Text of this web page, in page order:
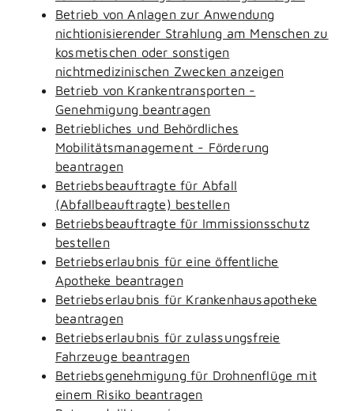
Betrieb von Anlagen zur Anwendung
nichtionisierender Strahlung am Menschen zu
kosmetischen oder sonstigen
nichtmedizinischen Zwecken anzeigen
Betrieb von Krankentransporten -
Genehmigung beantragen
Betriebliches und Behördliches
Mobilitätsmanagement - Förderung
beantragen
Betriebsbeauftragte für Abfall
(Abfallbeauftragte) bestellen
Betriebsbeauftragte für Immissionsschutz
bestellen
Betriebserlaubnis für eine öffentliche
Apotheke beantragen
Betriebserlaubnis für Krankenhausapotheke
beantragen
Betriebserlaubnis für zulassungsfreie
Fahrzeuge beantragen
Betriebsgenehmigung für Drohnenflüge mit
einem Risiko beantragen